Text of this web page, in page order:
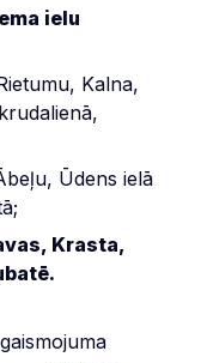
ielu
Kalna,
Ūdens ielā
Krasta,